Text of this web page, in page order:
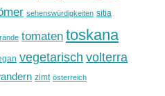
sehenswürdigkeiten sitia
tomaten toskana
vegetarisch volterra
zimt österreich